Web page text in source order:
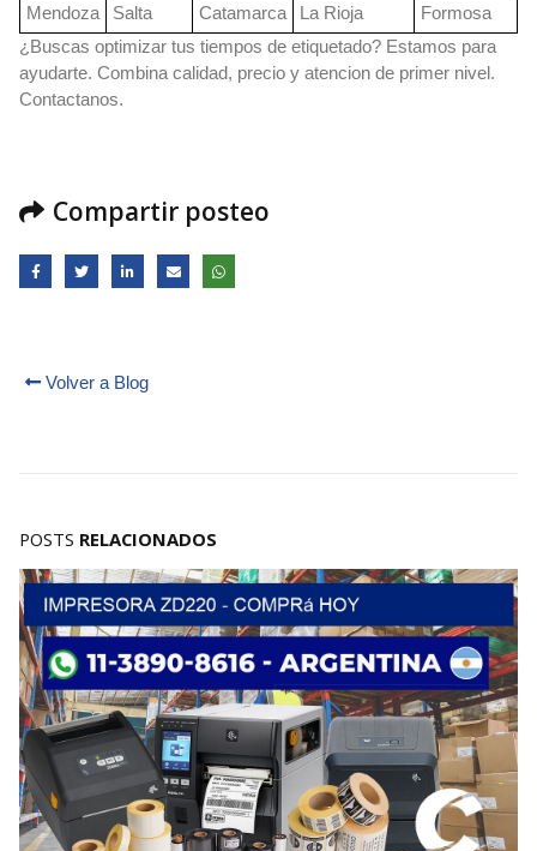
Mendoza Salta Catamarca La Rioja
Formosa
¿Buscas optimizar tus tiempos de etiquetado? Estamos para
ayudarte. Combina calidad, precio y atencion de primer nivel.
Contactanos.
Compartir posteo
Volver a Blog
POSTS RELACIONADOS